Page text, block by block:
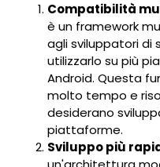
Compatibilità
è un framework
agli sviluppatori di
utilizzarlo su più
Android. Questa
molto tempo e
desiderano
piattaforme.
Sviluppo più